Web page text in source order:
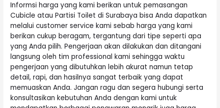
Informsi harga yang kami berikan untuk pemasangan
Cubicle atau Partisi Toilet di Surabaya bisa Anda dapatkan
melalui customer service kami sebab harga yang kami
berikan cukup beragam, tergantung dari tipe seperti apa
yang Anda pilih. Pengerjaan akan dilakukan dan ditangani
langsung oleh tim professional kami sehingga waktu
pengerjaan yang dibutuhkan lebih akurat namun tetap
detail, rapi, dan hasilnya sangat terbaik yang dapat
memuaskan Anda. Jangan ragu dan segera hubungi serta
konsultasikan kebutuhan Anda dengan kami untuk